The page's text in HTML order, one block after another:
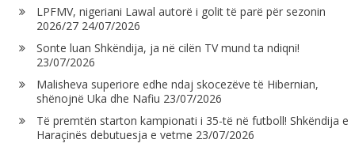
LPFMV, nigeriani Lawal autorë i golit të parë për sezonin
2026/27 24/07/2026
Sonte luan Shkëndija, ja në cilën TV mund ta ndiqni!
23/07/2026
Malisheva superiore edhe ndaj skocezëve të Hibernian,
shënojnë Uka dhe Nafiu 23/07/2026
Të premtën starton kampionati i 35-të në futboll! Shkëndija e
Haraçinës debutuesja e vetme 23/07/2026